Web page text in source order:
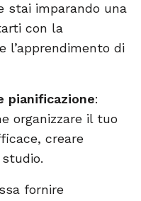
stai imparando una
con la
l’apprendimento di
pianificazione:
organizzare il tuo
creare
fornire